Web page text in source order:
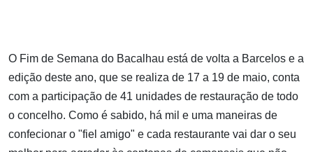
O Fim de Semana do Bacalhau está de volta a Barcelos e a
edição deste ano, que se realiza de 17 a 19 de maio, conta
com a participação de 41 unidades de restauração de todo
o concelho. Como é sabido, há mil e uma maneiras de
confecionar o "fiel amigo" e cada restaurante vai dar o seu